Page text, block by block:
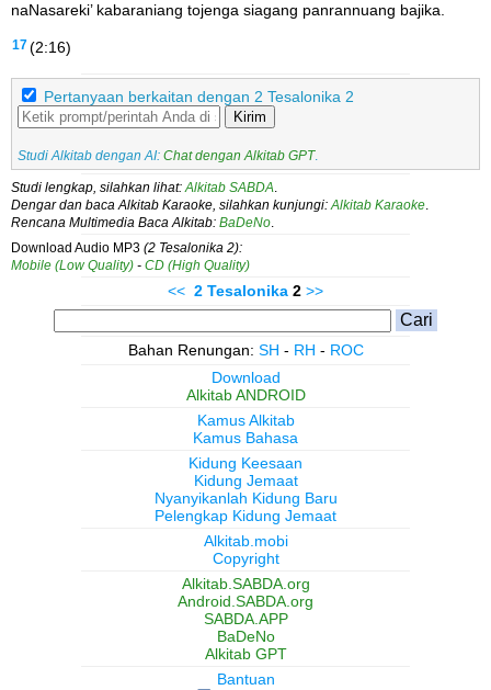
naNasareki’ kabaraniang tojenga siagang panrannuang bajika.
17(2:16)
Pertanyaan berkaitan dengan 2 Tesalonika 2
Kirim
Studi Alkitab dengan AI: Chat dengan Alkitab GPT.
Studi lengkap, silahkan lihat: Alkitab SABDA
Dengar dan baca Alkitab Karaoke, silahkan kunjungi: Alkitab Karaoke
Rencana Multimedia Baca Alkitab: BaDeNo
Download Audio MP3 (2 Tesalonika 2):
Mobile (Low Quality) - CD (High Quality)
<< 2 Tesalonika 2 >>
Bahan Renungan: SH - RH - ROC
Download
Alkitab ANDROID
Kamus Alkitab
Kamus Bahasa
Kidung Keesaan
Kidung Jemaat
Nyanyikanlah Kidung Baru
Pelengkap Kidung Jemaat
Alkitab.mobi
Copyright
Alkitab.SABDA.org
Android.SABDA.org
SABDA.APP
BaDeNo
Alkitab GPT
Bantuan